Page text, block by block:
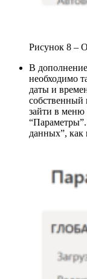
Рисунок 8 –
В
необходимо
даты и
собственный
зайти в меню
данных”, как